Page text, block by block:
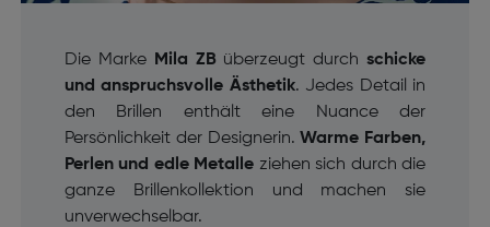
Die Marke Mila ZBüberzeugt durchschicke
und anspruchsvolle Ästhetik. Jedes Detail in
den Brillen enthält eine Nuance der
Persönlichkeit der Designerin.Warme Farben,
Perlen und edle Metalle ziehen sich durch die
ganze Brillenkollektion und machen sie
unverwechselbar.